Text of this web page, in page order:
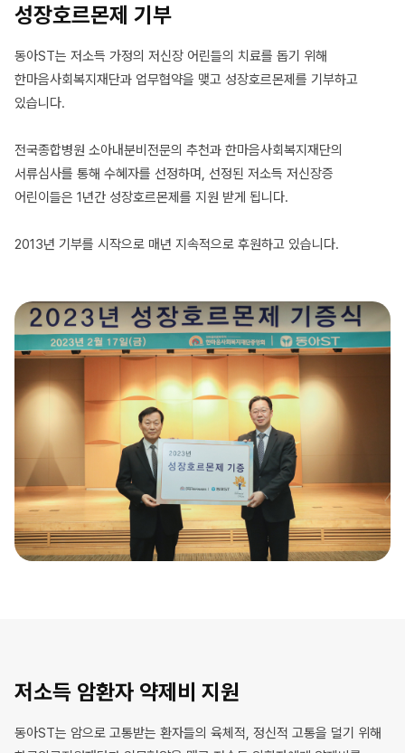
성장호르몬제 기부
동아ST는 저소득 가정의 저신장 어린들의 치료를 돕기 위해
한마음사회복지재단과 업무협약을 맺고 성장호르몬제를 기부하고
있습니다.
전국종합병원 소아내분비전문의 추천과 한마음사회복지재단의
서류심사를 통해 수혜자를 선정하며, 선정된 저소득 저신장증
어린이들은 1년간 성장호르몬제를 지원 받게 됩니다.
2013년 기부를 시작으로 매년 지속적으로 후원하고 있습니다.
저소득 암환자 약제비 지원
동아ST는 암으로 고통받는 환자들의 육체적, 정신적 고통을 덜기 위해